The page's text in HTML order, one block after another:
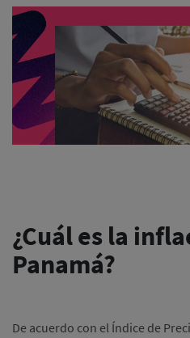
¿Cuál es la
Panamá?
De acuerdo con el Índice de